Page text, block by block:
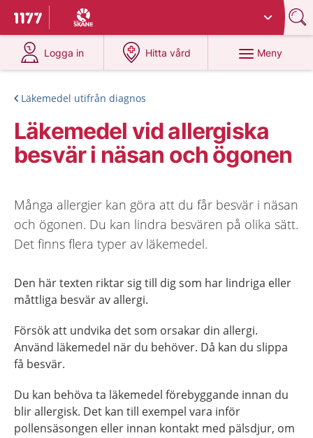
Till startsidan för 1177
Du har valt region
Logga in
på 1177.se
Hitta vård
på 1177.se
Meny
Läkemedel utifrån diagnos
Läkemedel vid allergiska
besvär i näsan och ögonen
Många allergier kan göra att du får besvär i näsan
och ögonen. Du kan lindra besvären på olika sätt.
Det finns flera typer av läkemedel.
Den här texten riktar sig till dig som har lindriga eller
måttliga besvär av allergi.
Försök att undvika det som orsakar din allergi.
Använd läkemedel när du behöver. Då kan du slippa
få besvär.
Du kan behöva ta läkemedel förebyggande innan du
blir allergisk. Det kan till exempel vara inför
pollensäsongen eller innan kontakt med pälsdjur, om